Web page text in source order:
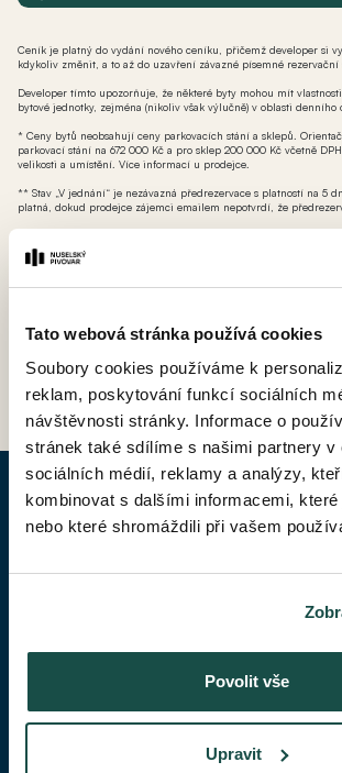
Tato webová stránka používá cookies
Soubory cookies používáme k
reklam, poskytování funkcí sociálních
návštěvnosti stránky. Informace o
stránek také sdílíme s našimi partnery v
sociálních médií, reklamy a analýzy,
kombinovat s dalšími informacemi,
nebo které shromáždili při vašem
Povolit vše
Upravit
Ceník je platný do vydání nového ceníku, přičemž developer si
kdykoliv změnit, a to až do uzavření závazné písemné rezervační
Developer tímto upozorňuje, že některé byty mohou mít
bytové jednotky, zejména (nikoliv však výlučně) v oblasti denního
* Ceny bytů neobsahují ceny parkovacích stání a sklepů.
parkovací stání na 672 000 Kč a pro sklep 200 000 Kč včetně
velikosti a umístění. Více informací u prodejce.
** Stav „V jednání“ je nezávazná předrezervace s platností na 5
platná, dokud prodejce zájemci emailem nepotvrdí, že
možností odpočtu DPH).
ZPĚT DO CENÍKU
POPTAT
Příjmení*
Váš telefon